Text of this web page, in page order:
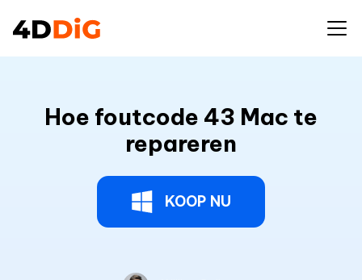
Hoe foutcode 43 Mac te
repareren
KOOP NU